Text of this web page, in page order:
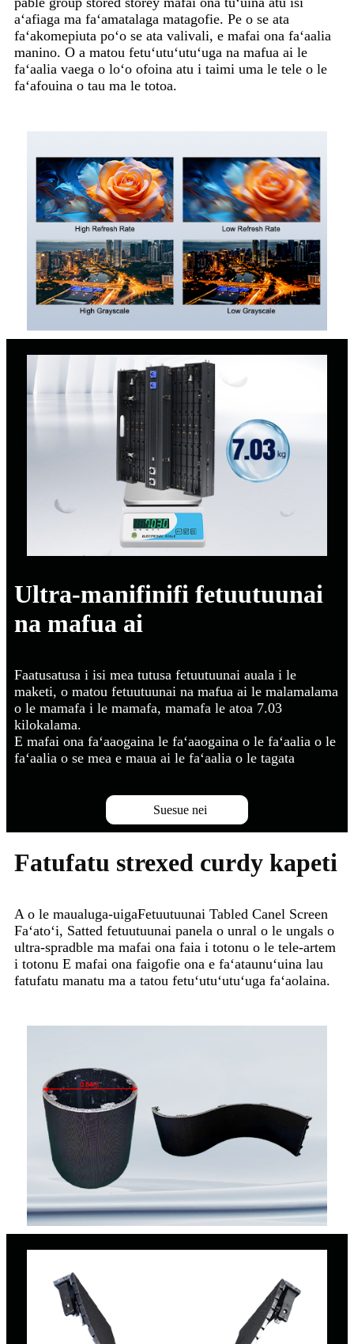
aʻafiaga ma faʻamatalaga matagofie. Pe o se ata
faʻakomepiuta poʻo se ata valivali, e mafai ona faʻaalia
manino. O a matou fetuʻutuʻutuʻuga na mafua ai le
faʻaalia vaega o loʻo ofoina atu i taimi uma le tele o le
faʻafouina o tau ma le totoa.
Ultra-manifinifi fetuutuunai
na mafua ai
Faatusatusa i isi mea tutusa fetuutuunai auala i le
maketi, o matou fetuutuunai na mafua ai le malamalama
o le mamafa i le mamafa, mamafa le atoa 7.03
kilokalama.
E mafai ona faʻaaogaina le faʻaaogaina o le faʻaalia o le
faʻaalia o se mea e maua ai le faʻaalia o le tagata
Suesue nei
Fatufatu strexed curdy kapeti
A o le maualuga-uigaFetuutuunai Tabled Canel Screen
Faʻatoʻi, Satted fetuutuunai panela o unral o le ungals o
ultra-spradble ma mafai ona faia i totonu o le tele-artem
i totonu E mafai ona faigofie ona e faʻataunuʻuina lau
fatufatu manatu ma a tatou fetuʻutuʻutuʻuga faʻaolaina.